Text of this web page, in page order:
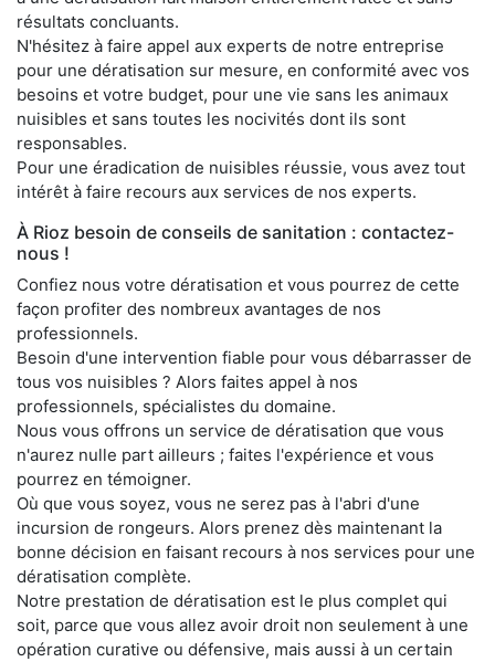
résultats concluants.
N'hésitez à faire appel aux experts de notre entreprise
pour une dératisation sur mesure, en conformité avec vos
besoins et votre budget, pour une vie sans les animaux
nuisibles et sans toutes les nocivités dont ils sont
responsables.
Pour une éradication de nuisibles réussie, vous avez tout
intérêt à faire recours aux services de nos experts.
À Rioz besoin de conseils de sanitation : contactez-
nous !
Confiez nous votre dératisation et vous pourrez de cette
façon profiter des nombreux avantages de nos
professionnels.
Besoin d'une intervention fiable pour vous débarrasser de
tous vos nuisibles ? Alors faites appel à nos
professionnels, spécialistes du domaine.
Nous vous offrons un service de dératisation que vous
n'aurez nulle part ailleurs ; faites l'expérience et vous
pourrez en témoigner.
Où que vous soyez, vous ne serez pas à l'abri d'une
incursion de rongeurs. Alors prenez dès maintenant la
bonne décision en faisant recours à nos services pour une
dératisation complète.
Notre prestation de dératisation est le plus complet qui
soit, parce que vous allez avoir droit non seulement à une
opération curative ou défensive, mais aussi à un certain